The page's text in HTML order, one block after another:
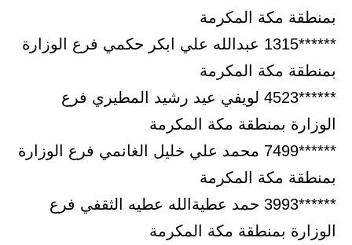
بمنطقة مكة المكرمة
******1315 عبدالله علي ابكر حكمي فرع الوزارة
بمنطقة مكة المكرمة
******4523 لويفي عيد رشيد المطيري فرع
الوزارة بمنطقة مكة المكرمة
******7499 محمد علي خليل الغانمي فرع الوزارة
بمنطقة مكة المكرمة
******3993 حمد عطيةالله عطيه الثقفي فرع
الوزارة بمنطقة مكة المكرمة